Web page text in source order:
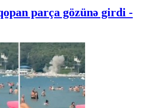
parça gözünə girdi -